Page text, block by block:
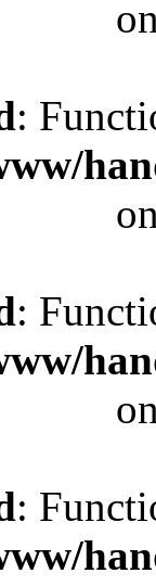
:
:
: